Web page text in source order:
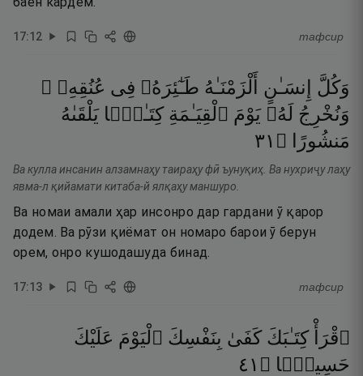
17:12 тафсир
وَكُلَّ إِنسَـٰنٍ أَلْزَمْنَـٰهُ طَـٰٓئِرَهُۥ فِى عُنُقِهِۦ ۖ
وَنُخْرِجُ لَهُۥ يَوْمَ ٱلْقِيَـٰمَةِ كِتَـٰبًۭا يَلْقَىٰهُ
مَنشُورًا
۝ ١٣
Ва кулла инсанин алзамнаҳу таираҳу фӣ ъунуқиҳ. Ва нухриҷу лаҳу
явма-л қийамати китаба-й ялқаҳу маншуро.
Ва номаи амали ҳар инсонро дар гардани ӯ қарор
додем. Ва рӯзи қиёмат он номаро барои ӯ берун
орем, онро кушодашуда бинад.
17:13 тафсир
ٱقْرَأْ كِتَـٰبَكَ كَفَىٰ بِنَفْسِكَ ٱلْيَوْمَ عَلَيْكَ
حَسِيبًۭا ۝ ١٤